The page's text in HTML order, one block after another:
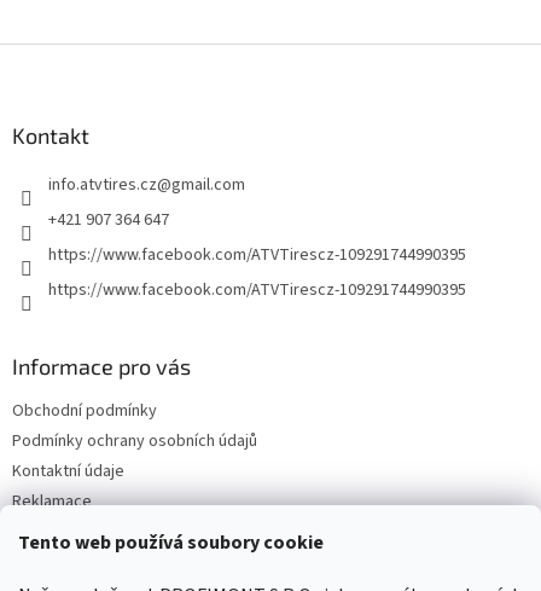
Tento web používá soubory cookie
Kontakt
info.atvtires.cz@gmail.com
+421 907 364 647
https://www.facebook.com/ATVTirescz-109291744990395
https://www.facebook.com/ATVTirescz-109291744990395
Informace pro vás
Obchodní podmínky
Podmínky ochrany osobních údajů
Kontaktní údaje
Reklamace